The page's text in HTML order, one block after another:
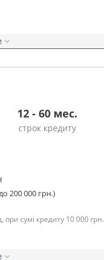
12 - 60 мес.
строк кредиту
200 000 грн.)
сумі кредиту 10 000